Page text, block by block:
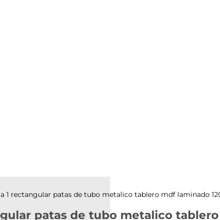
1 rectangular patas de tubo metalico tablero mdf laminado
patas de tubo metalico